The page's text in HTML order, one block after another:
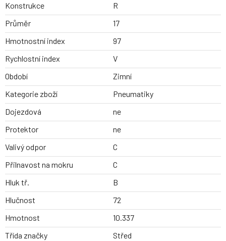
Konstrukce
R
Průměr
17
Hmotnostní index
97
Rychlostní index
V
Období
Zimní
Kategorie zboží
Pneumatiky
Dojezdová
ne
Protektor
ne
Valivý odpor
C
Přilnavost na mokru
C
Hluk tř.
B
Hlučnost
72
Hmotnost
10.337
Třída značky
Střed